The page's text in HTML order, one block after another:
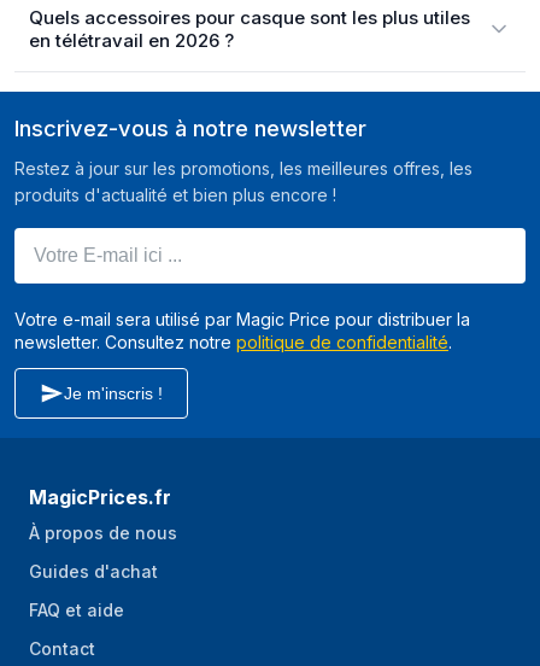
Quels accessoires pour casque sont les plus utiles
en télétravail en 2026 ?
Inscrivez-vous à notre newsletter
Restez à jour sur les promotions, les meilleures offres, les
produits d'actualité et bien plus encore !
Votre e-mail sera utilisé par Magic Price pour distribuer la
newsletter. Consultez notre politique de confidentialité.
Je m'inscris !
MagicPrices.fr
À propos de nous
Guides d'achat
FAQ et aide
Contact